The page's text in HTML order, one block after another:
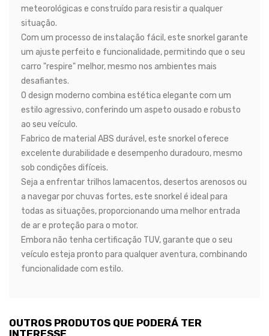
meteorológicas e construído para resistir a qualquer
situação.
Com um processo de instalação fácil, este snorkel garante
um ajuste perfeito e funcionalidade, permitindo que o seu
carro "respire" melhor, mesmo nos ambientes mais
desafiantes.
O design moderno combina estética elegante com um
estilo agressivo, conferindo um aspeto ousado e robusto
ao seu veículo.
Fabrico de material ABS durável, este snorkel oferece
excelente durabilidade e desempenho duradouro, mesmo
sob condições difíceis.
Seja a enfrentar trilhos lamacentos, desertos arenosos ou
a navegar por chuvas fortes, este snorkel é ideal para
todas as situações, proporcionando uma melhor entrada
de ar e proteção para o motor.
Embora não tenha certificação TUV, garante que o seu
veículo esteja pronto para qualquer aventura, combinando
funcionalidade com estilo.
OUTROS PRODUTOS QUE PODERÁ TER
INTERESSE